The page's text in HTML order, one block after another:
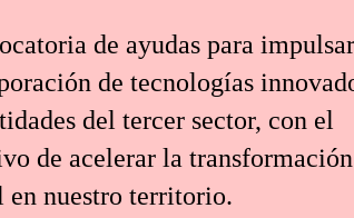
de ayudas para
de tecnologías
del tercer sector, con el
de acelerar la transformación
en nuestro territorio.